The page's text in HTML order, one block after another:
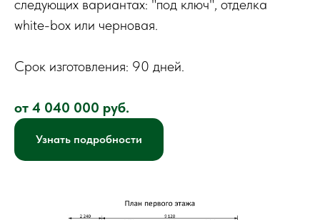
следующих вариантах: "под ключ", отделка
white-box или черновая.
Срок изготовления: 90 дней.
от 4 040 000 руб.
Узнать подробности